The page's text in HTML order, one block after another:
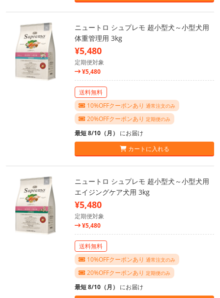
ニュートロ シュプレモ 超小型犬～小型犬用
体重管理用 3kg
¥5,480
定期便対象
¥5,480
送料無料
10%OFFクーポンあり 通常注文のみ
20%OFFクーポンあり 定期便のみ
最短 8/10（月） にお届け
カートに入れる
ニュートロ シュプレモ 超小型犬～小型犬用
エイジングケア犬用 3kg
¥5,480
定期便対象
¥5,480
送料無料
10%OFFクーポンあり 通常注文のみ
20%OFFクーポンあり 定期便のみ
最短 8/10（月） にお届け